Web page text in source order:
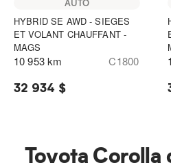
AUTO
HYBRID SE AWD - SIEGES
ET VOLANT CHAUFFANT -
MAGS
10 953 km C1800
32 934 $
Toyota Corolla